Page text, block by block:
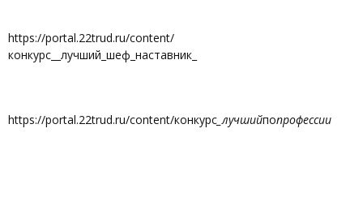
https://portal.22trud.ru/content/
конкурс__лучший_шеф_наставник_
https://portal.22trud.ru/content/конкурс _лучшийпопрофессии